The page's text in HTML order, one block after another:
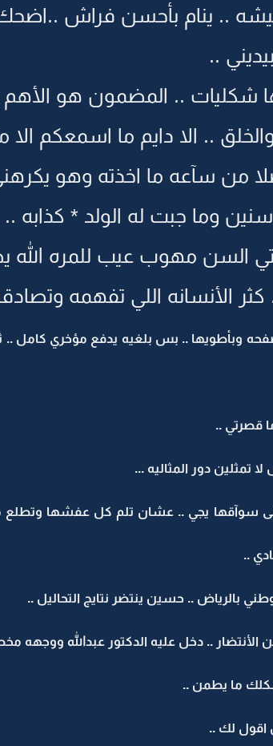
.. ينام بأحسن فراش
..
شكليات .. المضمون هو
.. الا دايم ما اسمعكم
من سآعه ما اخذته وهو
وما جبت له الولد * كذابه ..
السن مهوب عيب للمره الله
الأنسانه اللي تفهمه
وبأطويها .. بس بلغيه يدفع مؤخري كامل ..
قصرتي ..
تمثلين دور المثاليه ...
سوآقها يجي .. عشان تلم كل عفشها وتطلع
..
بالرياض .. حسين ينتضر نتايج التحاليل ..
.. دخل عليه الدكتور عبدالله ووجهه
ما يطمن ..
اقول لك ..